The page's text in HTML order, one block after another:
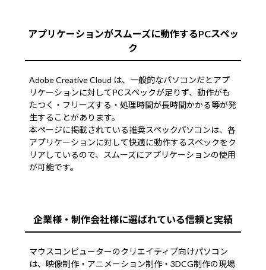
アプリケーションがスムーズに動作するPCスペッ
ク
Adobe Creative Cloud は、一般的なパソコンだとアプ
リケーションに対してPCスペックが足りず、動作がも
たつく・フリーズする・処理時間が長時間かかる等が発
生することがあります。
本ページに掲載されている推奨スペックパソコンは、各
アプリケーションに対して快適に動作するスペックをク
リアしているので、スムーズにアプリケーションの使用
が可能です。
企業様・制作会社様に選ばれている信頼と実績
マウスコンピューターのクリエイティブ向けパソコン
は、映像制作・アニメーション制作・3DCG制作の現場